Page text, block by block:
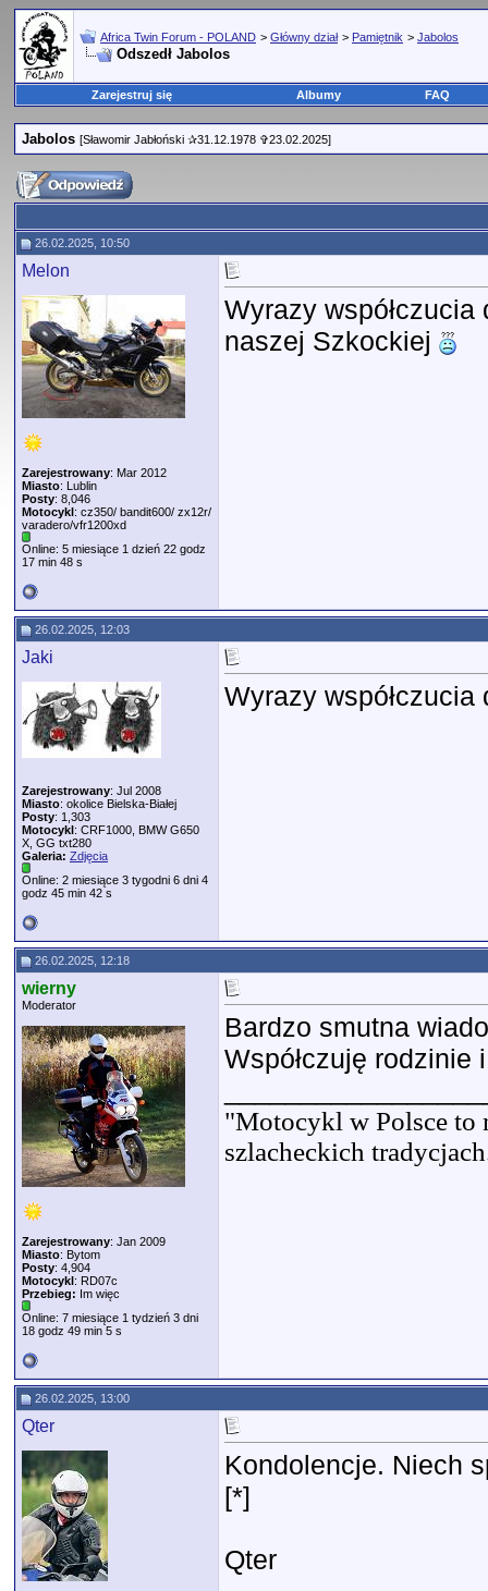
Africa Twin Forum - POLAND > Główny dział > Pamiętnik > Jabolos
Odszedł Jabolos
Zarejestruj się Albumy FAQ
Jabolos [Sławomir Jabłoński ✰31.12.1978 ✞23.02.2025]
26.02.2025, 10:50
Melon
Zarejestrowany: Mar 2012
Miasto: Lublin
Posty: 8,046
Motocykl: cz350/ bandit600/ zx12r/
varadero/vfr1200xd
Online: 5 miesiące 1 dzień 22 godz
17 min 48 s
Wyrazy współczucia
naszej Szkockiej
26.02.2025, 12:03
Jaki
Zarejestrowany: Jul 2008
Miasto: okolice Bielska-Białej
Posty: 1,303
Motocykl: CRF1000, BMW G650
X, GG txt280
Galeria: Zdjęcia
Online: 2 miesiące 3 tygodni 6 dni 4
godz 45 min 42 s
Wyrazy
26.02.2025, 12:18
wierny
Moderator
Zarejestrowany: Jan 2009
Miasto: Bytom
Posty: 4,904
Motocykl: RD07c
Przebieg: Im więc
Online: 7 miesiące 1 tydzień 3 dni
18 godz 49 min 5 s
Bardzo smutna
Współczuję rodzinie
"Motocykl w Polsce to
szlacheckich
26.02.2025, 13:00
Qter
Kondolencje. Niech
[*]
Qter